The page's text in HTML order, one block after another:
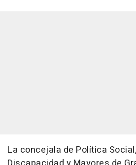
La concejala de Política